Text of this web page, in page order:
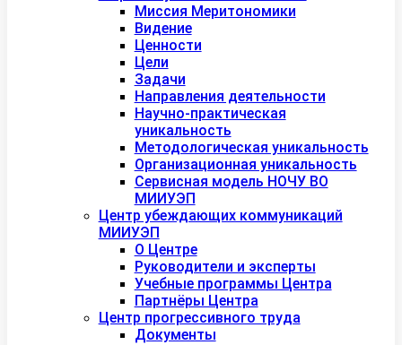
Миссия Меритономики
Видение
Ценности
Цели
Задачи
Направления деятельности
Научно-практическая
уникальность
Методологическая уникальность
Организационная уникальность
Сервисная модель НОЧУ ВО
МИИУЭП
Центр убеждающих коммуникаций
МИИУЭП
О Центре
Руководители и эксперты
Учебные программы Центра
Партнёры Центра
Центр прогрессивного труда
Документы